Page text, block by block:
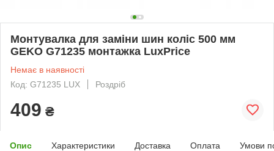
Монтувалка для заміни шин коліс 500 мм
GEKO G71235 монтажка LuxPrice
Немає в наявності
Код: G71235 LUX
Роздріб
409 ₴
Опис Характеристики Доставка Оплата Умови